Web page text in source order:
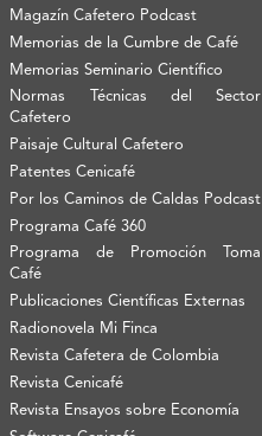
Magazín Cafetero Podcast
Memorias de la Cumbre de Café
Memorias Seminario Científico
Normas Técnicas del Sector
Cafetero
Paisaje Cultural Cafetero
Patentes Cenicafé
Por los Caminos de Caldas Podcast
Programa Café 360
Programa de Promoción Toma
Café
Publicaciones Científicas Externas
Radionovela Mi Finca
Revista Cafetera de Colombia
Revista Cenicafé
Revista Ensayos sobre Economía